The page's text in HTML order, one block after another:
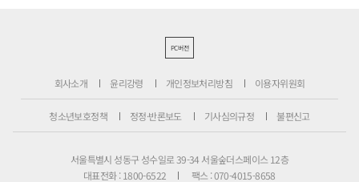
PC버전
회사소개 윤리강령 개인정보처리방침 이용자위원회
청소년보호정책 정정·반론보도 기사심의규정 불편신고
서울특별시 성동구 성수일로 39-34 서울숲더스페이스 12층
대표전화 : 1800-6522
팩스 : 070-4015-8658